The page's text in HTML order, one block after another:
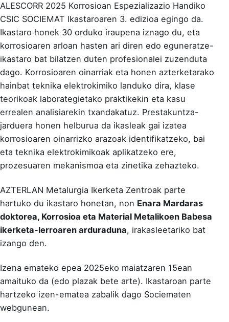
ALESCORR 2025 Korrosioan Espezializazio Handiko
CSIC SOCIEMAT Ikastaroaren 3. edizioa egingo da.
Ikastaro honek 30 orduko iraupena iznago du, eta
korrosioaren arloan hasten ari diren edo eguneratze-
ikastaro bat bilatzen duten profesionalei zuzenduta
dago. Korrosioaren oinarriak eta honen azterketarako
hainbat teknika elektrokimiko landuko dira, klase
teorikoak laborategietako praktikekin eta kasu
errealen analisiarekin txandakatuz. Prestakuntza-
jarduera honen helburua da ikasleak gai izatea
korrosioaren oinarrizko arazoak identifikatzeko, bai
eta teknika elektrokimikoak aplikatzeko ere,
prozesuaren mekanismoa eta zinetika zehazteko.
AZTERLAN Metalurgia Ikerketa Zentroak parte
hartuko du ikastaro honetan, non Enara Mardaras
doktorea, Korrosioa eta Material Metalikoen Babesa
ikerketa-lerroaren arduraduna, irakasleetariko bat
izango den.
Izena emateko epea 2025eko maiatzaren 15ean
amaituko da (edo plazak bete arte). Ikastaroan parte
hartzeko izen-ematea zabalik dago Sociematen
webgunean.